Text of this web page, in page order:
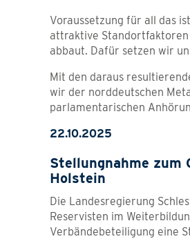
Voraussetzung für all das
attraktive
abbaut. Dafür setzen wir
Mit den daraus
wir der norddeutschen
parlamentarischen
22.10.2025
Stellungnahme
Holstein
Die Landesregierung
Reservisten im
Verbändebeteiligung eine